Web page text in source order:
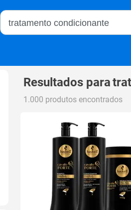
Buscar no Magalu
Resultados para
1.000 produtos encontrados